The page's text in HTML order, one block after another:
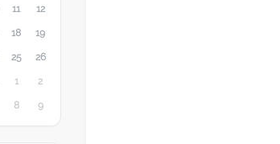
11 12
18 19
25 26
1 2
8 9